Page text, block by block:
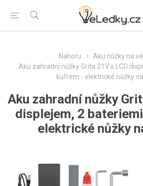
Nahoru
Aku nůžky na
Aku zahradní nůžky Grita 21V s LCD
kufrem - elektrické nůžky
Aku zahradní nůžky
displejem, 2
elektrické nůžky